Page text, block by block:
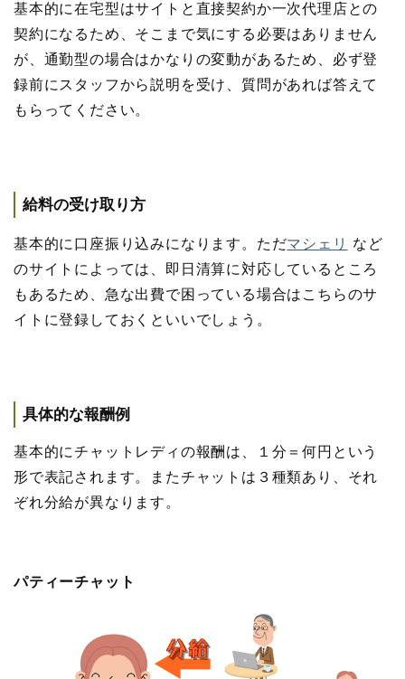
基本的に在宅型はサイトと直接契約か一次代理店との
契約になるため、そこまで気にする必要はありません
が、通勤型の場合はかなりの変動があるため、必ず登
録前にスタッフから説明を受け、質問があれば答えて
もらってください。
給料の受け取り方
基本的に口座振り込みになります。ただマシェリ
など
のサイトによっては、即日清算に対応しているところ
もあるため、急な出費で困っている場合はこちらのサ
イトに登録しておくといいでしょう。
具体的な報酬例
基本的にチャットレディの報酬は、１分＝何円という
形で表記されます。またチャットは３種類あり、それ
ぞれ分給が異なります。
パティーチャット